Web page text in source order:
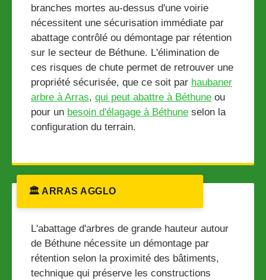
branches mortes au-dessus d'une voirie
nécessitent une sécurisation immédiate par
abattage contrôlé ou démontage par rétention
sur le secteur de Béthune. L'élimination de
ces risques de chute permet de retrouver une
propriété sécurisée, que ce soit par haubaner
arbre à Arras, qui peut abattre à Béthune ou
pour un besoin d'élagage à Béthune selon la
configuration du terrain.
🏛️ ARRAS AGGLO
L'abattage d'arbres de grande hauteur autour
de Béthune nécessite un démontage par
rétention selon la proximité des bâtiments,
technique qui préserve les constructions